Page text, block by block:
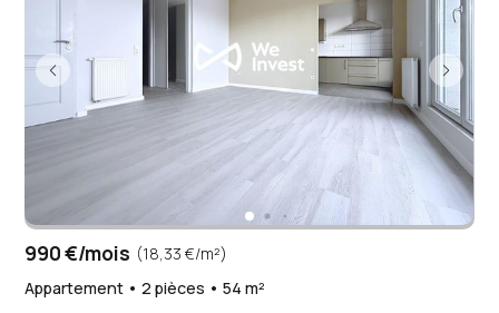
990 €/mois (18,33 €/m²)
Appartement • 2 pièces • 54 m²